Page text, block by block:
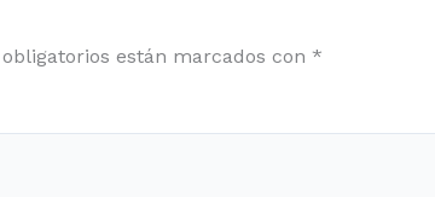
están marcados con *